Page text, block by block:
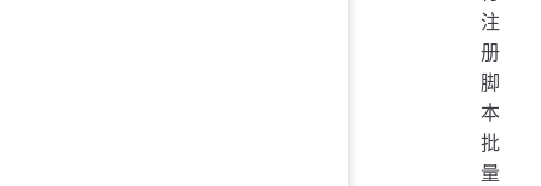
注
册
脚
本
批
量